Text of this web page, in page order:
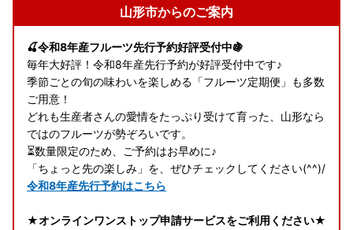
山形市からのご案内
🍒令和8年産フルーツ先行予約好評受付中🍇
毎年大好評！令和8年産先行予約が好評受付中です♪
季節ごとの旬の味わいを楽しめる「フルーツ定期便」も多数
ご用意！
どれも生産者さんの愛情をたっぷり受けて育った、山形なら
ではのフルーツが勢ぞろいです。
⏳数量限定のため、ご予約はお早めに♪
「ちょっと先の楽しみ」を、ぜひチェックしてください(^^)/
令和8年産先行予約はこちら
★オンラインワンストップ申請サービスをご利用ください★